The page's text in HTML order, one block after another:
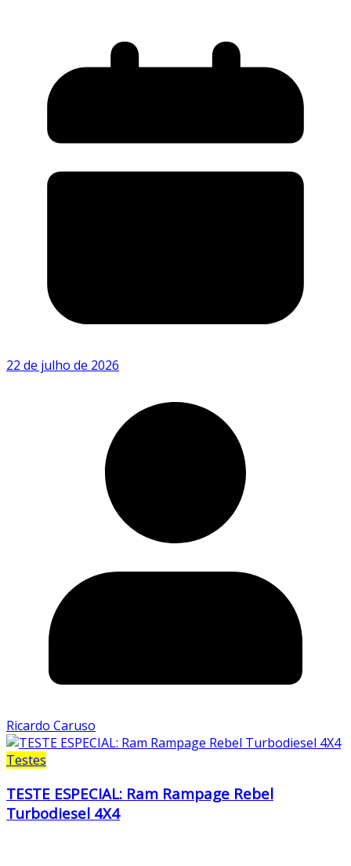
22 de julho de 2026
Ricardo Caruso
Testes
TESTE ESPECIAL: Ram Rampage Rebel
Turbodiesel 4X4